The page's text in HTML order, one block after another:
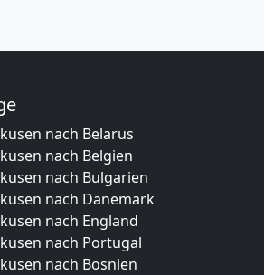
nach Belarus
nach Belgien
nach Bulgarien
nach Dänemark
nach England
nach Portugal
nach Bosnien